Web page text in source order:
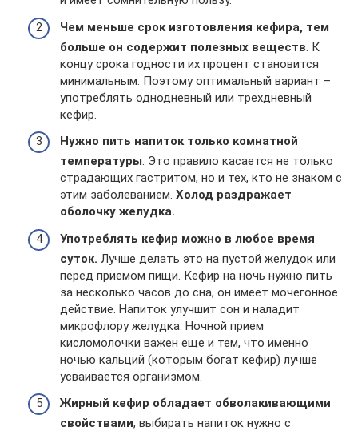
Чем меньше срок изготовления кефира, тем
больше он содержит полезных веществ . К
концу срока годности их процент становится
минимальным. Поэтому оптимальный вариант –
употреблять однодневный или трехдневный
кефир.
Нужно пить напиток только комнатной
температуры. Это правило касается не только
страдающих гастритом, но и тех, кто не знаком с
этим заболеванием. Холод раздражает
оболочку желудка.
Употреблять кефир можно в любое время
суток. Лучше делать это на пустой желудок или
перед приемом пищи. Кефир на ночь нужно пить
за несколько часов до сна, он имеет мочегонное
действие. Напиток улучшит сон и наладит
микрофлору желудка. Ночной прием
кисломолочки важен еще и тем, что именно
ночью кальций (которым богат кефир) лучше
усваивается организмом.
Жирный кефир обладает обволакивающими
свойствами, выбирать напиток нужно с